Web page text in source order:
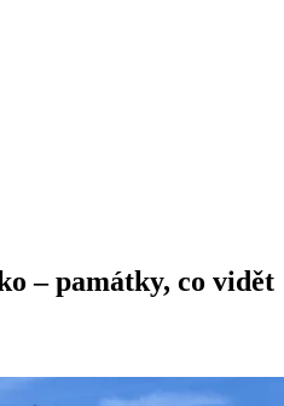
– památky, co vidět